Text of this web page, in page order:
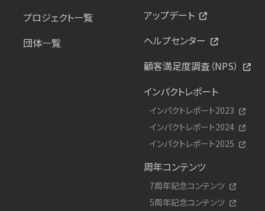
プロジェクト一覧
団体一覧
アップデート
ヘルプセンター
顧客満足度調査（NPS）
インパクトレポート
インパクトレポート2023
インパクトレポート2024
インパクトレポート2025
周年コンテンツ
7周年記念コンテンツ
5周年記念コンテンツ